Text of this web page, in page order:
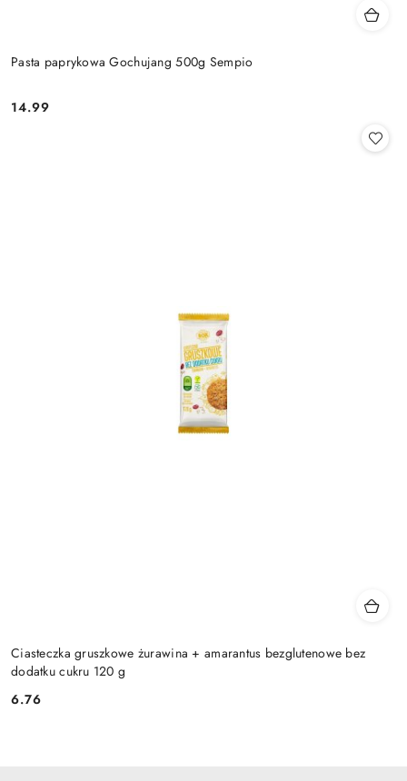
Pasta paprykowa Gochujang 500g Sempio
Cena:
14.99
Ciasteczka gruszkowe żurawina + amarantus bezglutenowe bez
dodatku cukru 120 g
Cena:
6.76